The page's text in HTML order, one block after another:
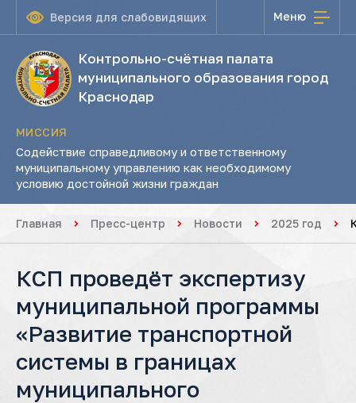
Версия для слабовидящих Меню
Контрольно-счётная палата
муниципального образования город
Краснодар
МИССИЯ
Содействие справедливому и ответственному
муниципальному управлению как необходимому
условию достойной жизни граждан
Главная Пресс-центр Новости 2025 год
КСП проведёт экспертизу
муниципальной программы
«Развитие транспортной
системы в границах
муниципального